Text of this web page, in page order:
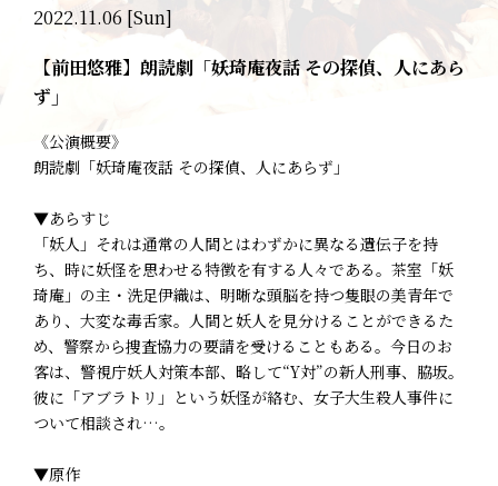
2022.11.06 [Sun]
【前田悠雅】朗読劇「妖琦庵夜話 その探偵、人にあら
ず」
《公演概要》
朗読劇「妖琦庵夜話 その探偵、人にあらず」
▼あらすじ
「妖人」――それは通常の人間とはわずかに異なる遺伝子を持
ち、時に妖怪を思わせる特徴を有する人々である。茶室「妖
琦庵」の主・洗足伊織は、明晰な頭脳を持つ隻眼の美青年で
あり、大変な毒舌家。人間と妖人を見分けることができるた
め、警察から捜査協力の要請を受けることもある。今日のお
客は、警視庁妖人対策本部、略して“Y対”の新人刑事、脇坂。
彼に「アブラトリ」という妖怪が絡む、女子大生殺人事件に
ついて相談され…。
▼原作